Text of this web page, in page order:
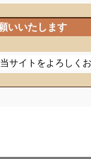
いいたします
サイトをよろしくお